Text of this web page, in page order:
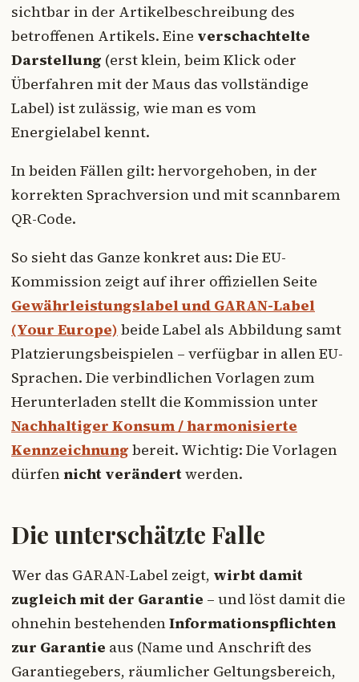
sichtbar in der Artikelbeschreibung des
betroffenen Artikels. Eine verschachtelte
Darstellung (erst klein, beim Klick oder
Überfahren mit der Maus das vollständige
Label) ist zulässig, wie man es vom
Energielabel kennt.
In beiden Fällen gilt: hervorgehoben, in der
korrekten Sprachversion und mit scannbarem
QR-Code.
So sieht das Ganze konkret aus: Die EU-
Kommission zeigt auf ihrer offiziellen Seite
Gewährleistungslabel und GARAN-Label
(Your Europe) beide Label als Abbildung samt
Platzierungsbeispielen – verfügbar in allen EU-
Sprachen. Die verbindlichen Vorlagen zum
Herunterladen stellt die Kommission unter
Nachhaltiger Konsum / harmonisierte
Kennzeichnung bereit. Wichtig: Die Vorlagen
dürfennicht verändertwerden.
Die unterschätzte Falle
Wer das GARAN-Label zeigt, wirbt damit
zugleich mit der Garantie – und löst damit die
ohnehin bestehendenInformationspflichten
zur Garantie aus (Name und Anschrift des
Garantiegebers, räumlicher Geltungsbereich,